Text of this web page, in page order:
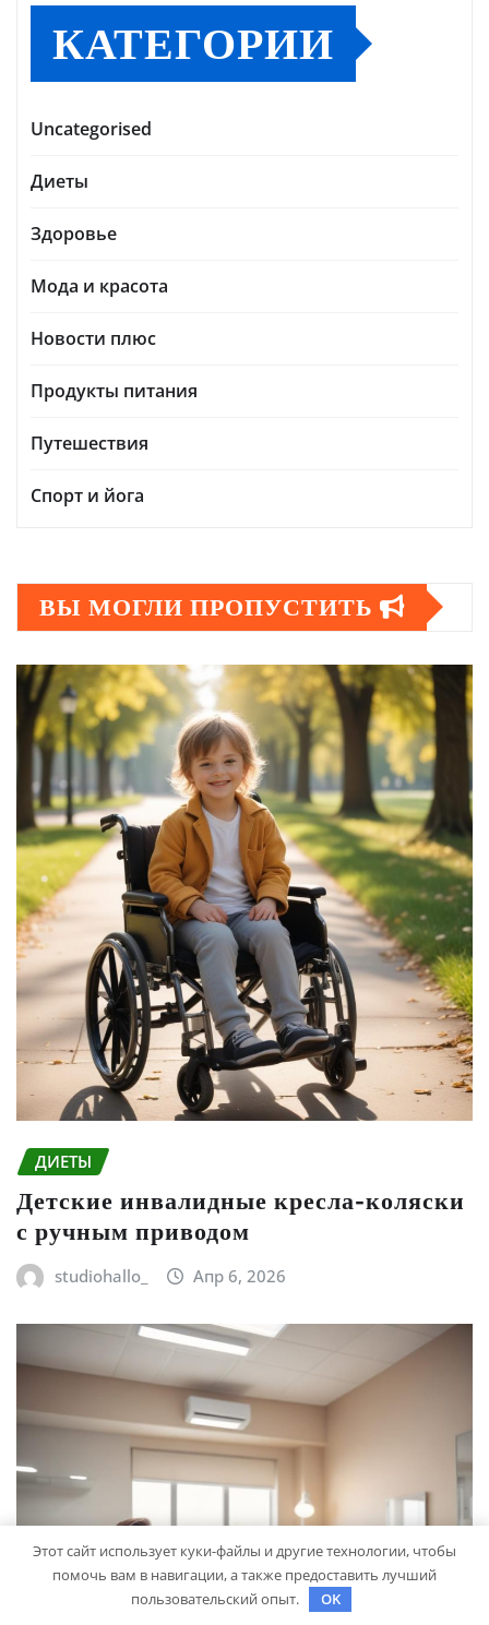
КАТЕГОРИИ
Uncategorised
Диеты
Здоровье
Мода и красота
Новости плюс
Продукты питания
Путешествия
Спорт и йога
ВЫ МОГЛИ ПРОПУСТИТЬ
ДИЕТЫ
Детские инвалидные кресла-коляски
с ручным приводом
studiohallo_ Апр 6, 2026
Этот сайт использует куки-файлы и другие технологии, чтобы
помочь вам в навигации, а также предоставить лучший
пользовательский опыт.
OK